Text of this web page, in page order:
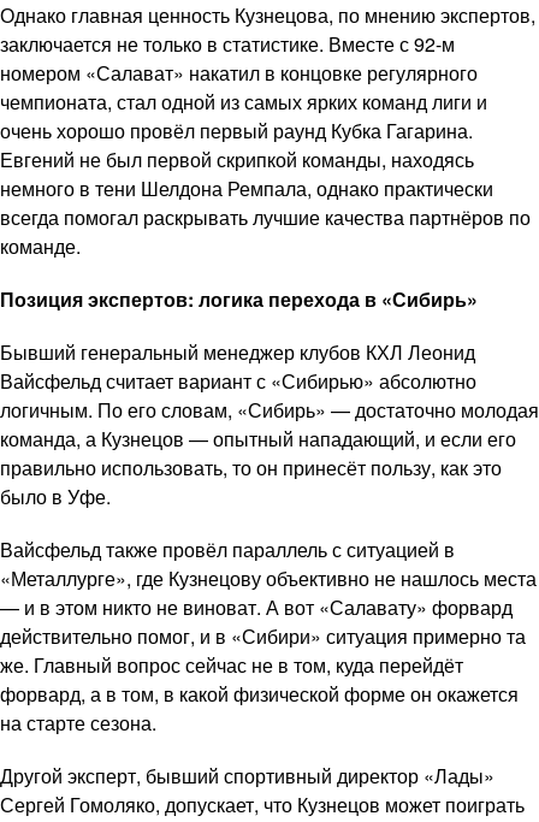
Однако главная ценность Кузнецова, по мнению экспертов,
заключается не только в статистике. Вместе с 92-м
номером «Салават» накатил в концовке регулярного
чемпионата, стал одной из самых ярких команд лиги и
очень хорошо провёл первый раунд Кубка Гагарина.
Евгений не был первой скрипкой команды, находясь
немного в тени Шелдона Ремпала, однако практически
всегда помогал раскрывать лучшие качества партнёров по
команде.
Позиция экспертов: логика перехода в «Сибирь»
Бывший генеральный менеджер клубов КХЛ Леонид
Вайсфельд считает вариант с «Сибирью» абсолютно
логичным. По его словам, «Сибирь» — достаточно молодая
команда, а Кузнецов — опытный нападающий, и если его
правильно использовать, то он принесёт пользу, как это
было в Уфе.
Вайсфельд также провёл параллель с ситуацией в
«Металлурге», где Кузнецову объективно не нашлось места
— и в этом никто не виноват. А вот «Салавату» форвард
действительно помог, и в «Сибири» ситуация примерно та
же. Главный вопрос сейчас не в том, куда перейдёт
форвард, а в том, в какой физической форме он окажется
на старте сезона.
Другой эксперт, бывший спортивный директор «Лады»
Сергей Гомоляко, допускает, что Кузнецов может поиграть